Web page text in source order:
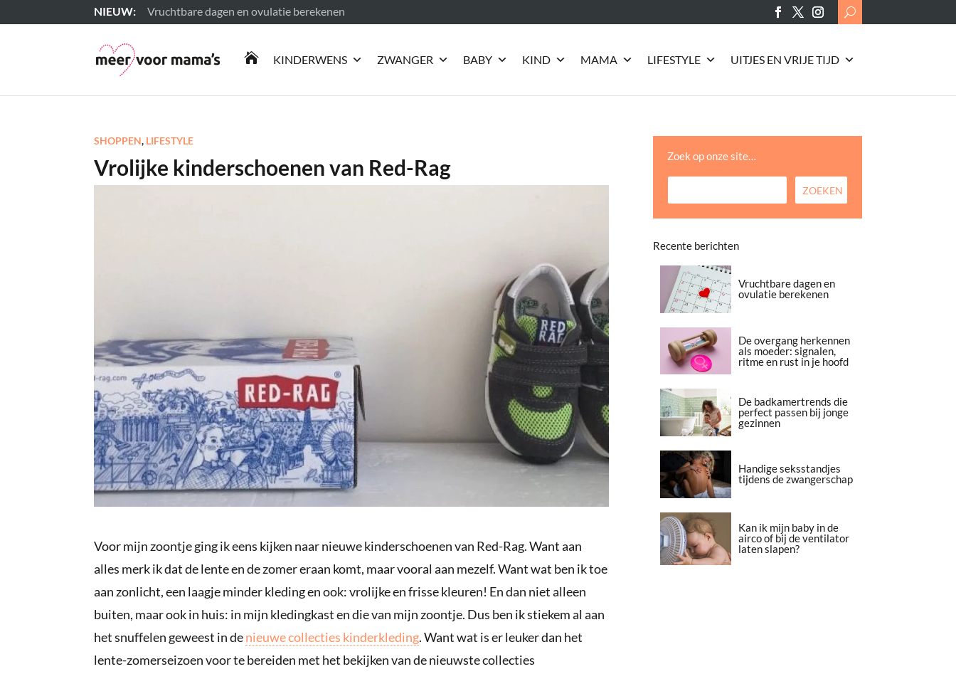
Vruchtbare dagen en ovulatie berekenen
Lees meer
Search
for:
 KINDERWENS ZWANGER BABY KIND MAMA LIFESTYLE UITJES EN VRIJE TIJD
SHOPPEN, LIFESTYLE
Vrolijke kinderschoenen van Red-Rag
Voor mijn zoontje ging ik eens kijken naar nieuwe kinderschoenen van Red-Rag. Want aan
alles merk ik dat de lente en de zomer eraan komt, maar vooral aan mezelf. Want wat ben ik toe
aan zonlicht, een laagje minder kleding en ook: vrolijke en frisse kleuren! En dan niet alleen
buiten, maar ook in huis: in mijn kledingkast en die van mijn zoontje. Dus ben ik stiekem al aan
het snuffelen geweest in denieuwe collecties kinderkleding. Want wat is er leuker dan het
lente-zomerseizoen voor te bereiden met het bekijken van de nieuwste collecties
Zoek op onze site…
Recente berichten
Vruchtbare dagen en
ovulatie berekenen
De overgang herkennen
als moeder: signalen,
ritme en rust in je hoofd
De badkamertrends die
perfect passen bij jonge
gezinnen
Handige seksstandjes
tijdens de zwangerschap
Kan ik mijn baby in de
airco of bij de ventilator
laten slapen?